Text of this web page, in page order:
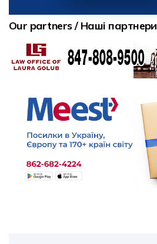
Our partners / Наші партнери